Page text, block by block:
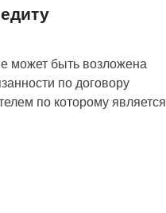
может быть возложена
по договору
по которому является